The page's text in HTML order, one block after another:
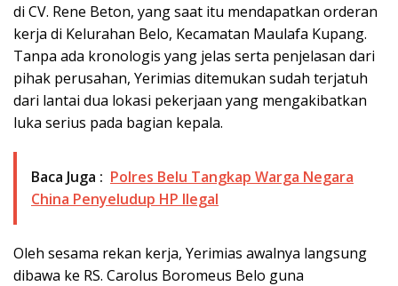
di CV. Rene Beton, yang saat itu mendapatkan orderan
kerja di Kelurahan Belo, Kecamatan Maulafa Kupang.
Tanpa ada kronologis yang jelas serta penjelasan dari
pihak perusahan, Yerimias ditemukan sudah terjatuh
dari lantai dua lokasi pekerjaan yang mengakibatkan
luka serius pada bagian kepala.
Baca Juga : Polres Belu Tangkap Warga Negara
China Penyeludup HP Ilegal
Oleh sesama rekan kerja, Yerimias awalnya langsung
dibawa ke RS. Carolus Boromeus Belo guna